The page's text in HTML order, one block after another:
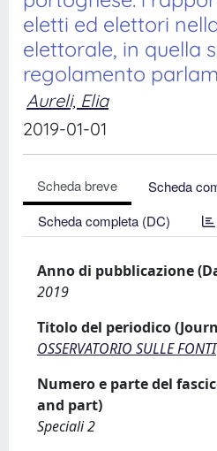
eletti ed elettori
elettorale, in quella
regolamento
Aureli, Elia
2019-01-01
Scheda breve
Scheda
Scheda completa (DC)
Anno di pubblicazione
2019
Titolo del periodico
OSSERVATORIO SULLE FONTI
Numero e parte del
and part)
Speciali 2